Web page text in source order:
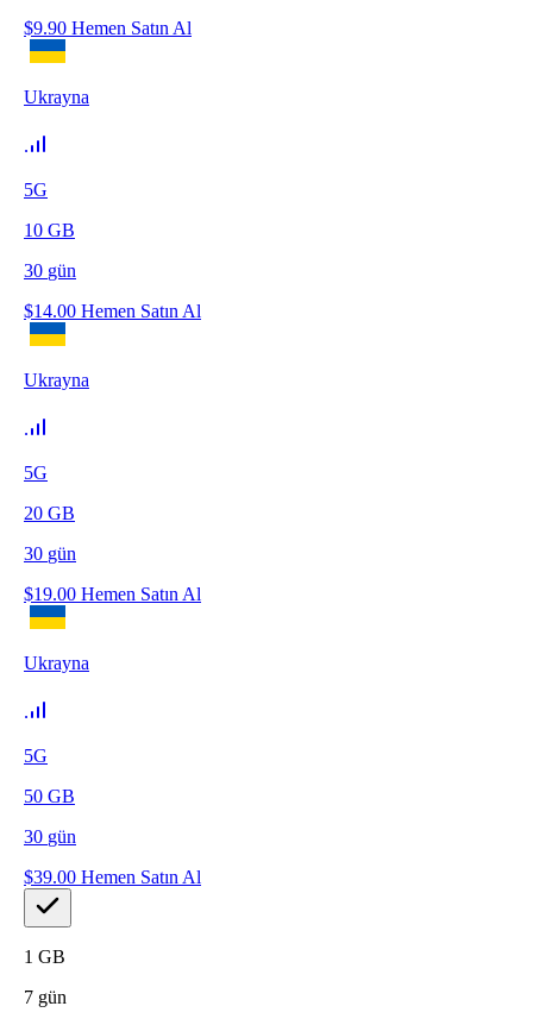
$9.90 Hemen Satın Al
Ukrayna
5G
10 GB
30 gün
$14.00 Hemen Satın Al
Ukrayna
5G
20 GB
30 gün
$19.00 Hemen Satın Al
Ukrayna
5G
50 GB
30 gün
$39.00 Hemen Satın Al
1 GB
7 gün